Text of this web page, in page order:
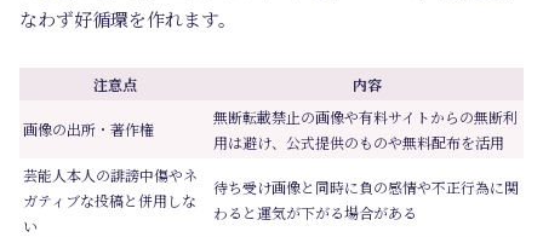
なわず好循環を作れます。
注意点 内容
画像の出所・著作権
無断転載禁止の画像や有料サイトからの無断利
用は避け、公式提供のものや無料配布を活用
芸能人本人の誹謗中傷やネ
ガティブな投稿と併用しな
い
待ち受け画像と同時に負の感情や不正行為に関
わると運気が下がる場合がある